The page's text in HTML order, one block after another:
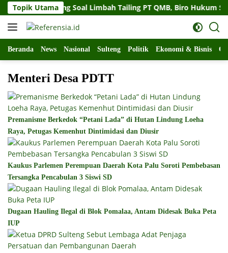
Langsung
ke
konten
Topik Utama
Sulteng Soal Limbah Tailing PT QMB, Biro Hukum Sebut
Beranda News Nasional Sulteng Politik Ekonomi & Bisnis
Menteri Desa PDTT
Premanisme Berkedok “Petani Lada” di Hutan Lindung Loeha
Raya, Petugas Kemenhut Dintimidasi dan Diusir
Kaukus Parlemen Perempuan Daerah Kota Palu Soroti Pembebasan
Tersangka Pencabulan 3 Siswi SD
Dugaan Hauling Ilegal di Blok Pomalaa, Antam Didesak Buka Peta
IUP